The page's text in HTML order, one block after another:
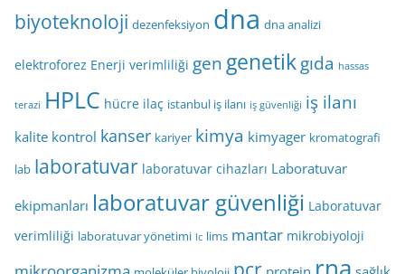
biyoteknoloji dezenfeksiyon dna dna analizi
elektroforez Enerji verimliliği gen genetikgıda hassas
terazi HPLC hücre ilaç istanbul iş ilanı iş güvenliği iş ilanı
kalite kontrol kanser kariyer kimya kimyager kromatografi
lab laboratuvar laboratuvar cihazları Laboratuvar
ekipmanları laboratuvar güvenliği Laboratuvar
verimliliği laboratuvar yönetimi lc lims mantar mikrobiyoloji